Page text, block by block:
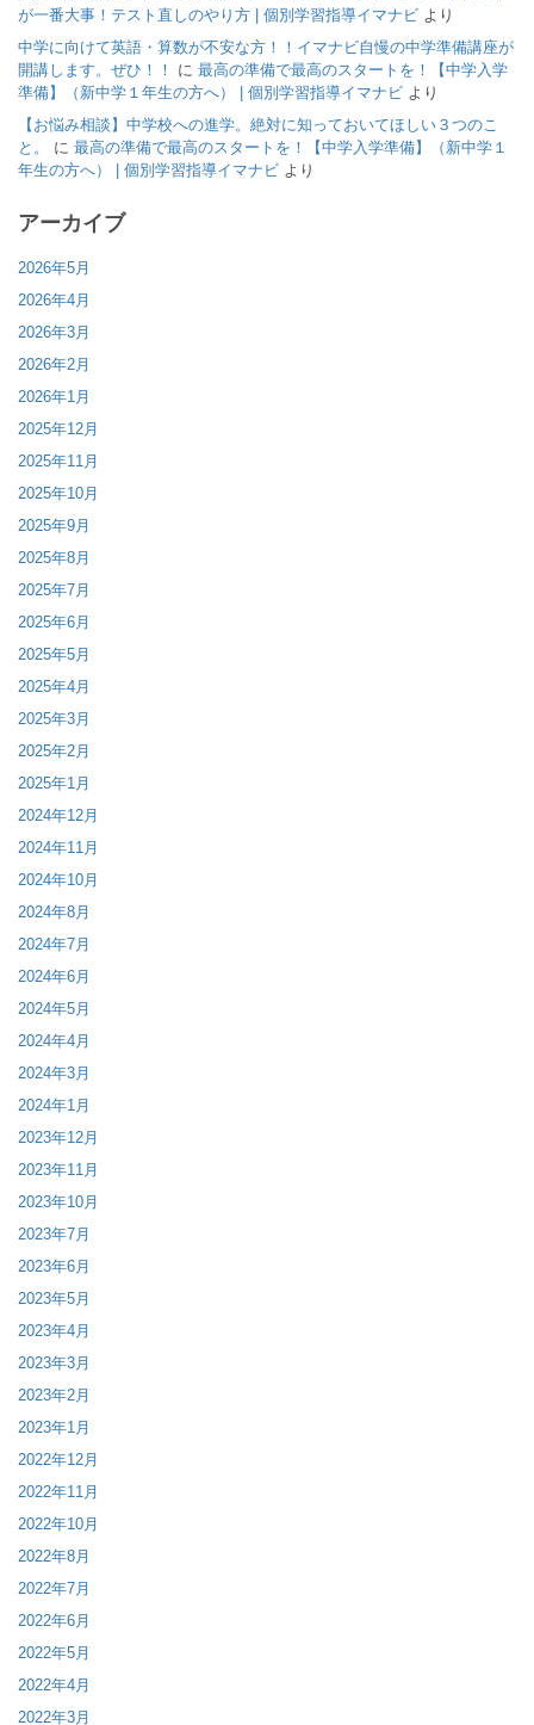
が一番大事！テスト直しのやり方 | 個別学習指導イマナビ より
中学に向けて英語・算数が不安な方！！イマナビ自慢の中学準備講座が
開講します。ぜひ！！
に 最高の準備で最高のスタートを！【中学入学
準備】（新中学１年生の方へ） | 個別学習指導イマナビ より
【お悩み相談】中学校への進学。絶対に知っておいてほしい３つのこ
と。
に 最高の準備で最高のスタートを！【中学入学準備】（新中学１
年生の方へ） | 個別学習指導イマナビ より
アーカイブ
2026年5月
2026年4月
2026年3月
2026年2月
2026年1月
2025年12月
2025年11月
2025年10月
2025年9月
2025年8月
2025年7月
2025年6月
2025年5月
2025年4月
2025年3月
2025年2月
2025年1月
2024年12月
2024年11月
2024年10月
2024年8月
2024年7月
2024年6月
2024年5月
2024年4月
2024年3月
2024年1月
2023年12月
2023年11月
2023年10月
2023年7月
2023年6月
2023年5月
2023年4月
2023年3月
2023年2月
2023年1月
2022年12月
2022年11月
2022年10月
2022年8月
2022年7月
2022年6月
2022年5月
2022年4月
2022年3月